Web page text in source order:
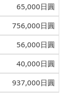
65,000日圓
756,000日圓
56,000日圓
40,000日圓
937,000日圓